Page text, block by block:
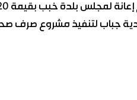
جباب لتنفيذ مشروع صرف